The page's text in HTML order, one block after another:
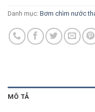
Danh mục: Bơm chìm nước
MÔ TẢ